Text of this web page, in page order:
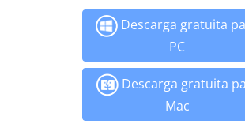
Descarga gratuita
PC
Descarga gratuita
Mac